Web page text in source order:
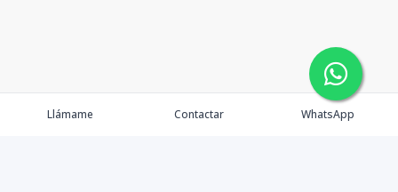
Llámame Contactar WhatsApp